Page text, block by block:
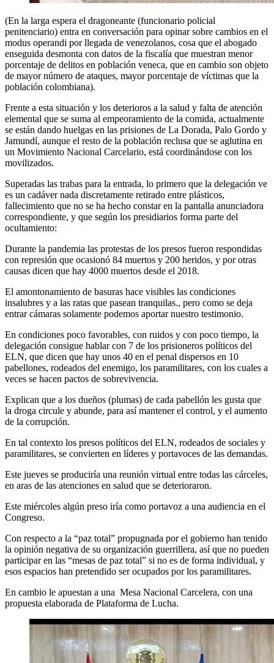
(En la larga espera el dragoneante (funcionario policial
penitenciario) entra en conversación para opinar sobre cambios en el
modus operandi por llegada de venezolanos, cosa que el abogado
enseguida desmonta con datos de la fiscalía que muestran menor
porcentaje de delitos en población veneca, que en cambio son objeto
de mayor número de ataques, mayor porcentaje de víctimas que la
población colombiana).
Frente a esta situación y los deterioros a la salud y falta de atención
elemental que se suma al empeoramiento de la comida, actualmente
se están dando huelgas en las prisiones de La Dorada, Palo Gordo y
Jamundí, aunque el resto de la población reclusa que se aglutina en
un Movimiento Nacional Carcelario, está coordinándose con los
movilizados.
Superadas las trabas para la entrada, lo primero que la delegación ve
es un cadáver nada discretamente retirado entre plásticos,
fallecimiento que no se ha hecho constar en la pantalla anunciadora
correspondiente, y que según los presidiarios forma parte del
ocultamiento:
Durante la pandemia las protestas de los presos fueron respondidas
con represión que ocasionó 84 muertos y 200 heridos, y por otras
causas dicen que hay 4000 muertos desde el 2018.
El amontonamiento de basuras hace visibles las condiciones
insalubres y a las ratas que pasean tranquilas., pero como se deja
entrar cámaras solamente podemos aportar nuestro testimonio.
En condiciones poco favorables, con ruidos y con poco tiempo, la
delegación consigue hablar con 7 de los prisioneros políticos del
ELN, que dicen que hay unos 40 en el penal dispersos en 10
pabellones, rodeados del enemigo, los paramilitares, con los cuales a
veces se hacen pactos de sobrevivencia.
Explican que a los dueños (plumas) de cada pabellón les gusta que
la droga circule y abunde, para así mantener el control, y el aumento
de la corrupción.
En tal contexto los presos políticos del ELN, rodeados de sociales y
paramilitares, se convierten en líderes y portavoces de las demandas.
Este jueves se produciría una reunión virtual entre todas las cárceles,
en aras de las atenciones en salud que se deterioraron.
Este miércoles algún preso iría como portavoz a una audiencia en el
Congreso.
Con respecto a la “paz total” propugnada por el gobierno han tenido
la opinión negativa de su organización guerrillera, así que no pueden
participar en las “mesas de paz total” si no es de forma individual, y
esos espacios han pretendido ser ocupados por los paramilitares.
En cambio le apuestan a una Mesa Nacional Carcelera, con una
propuesta elaborada de Plataforma de Lucha.